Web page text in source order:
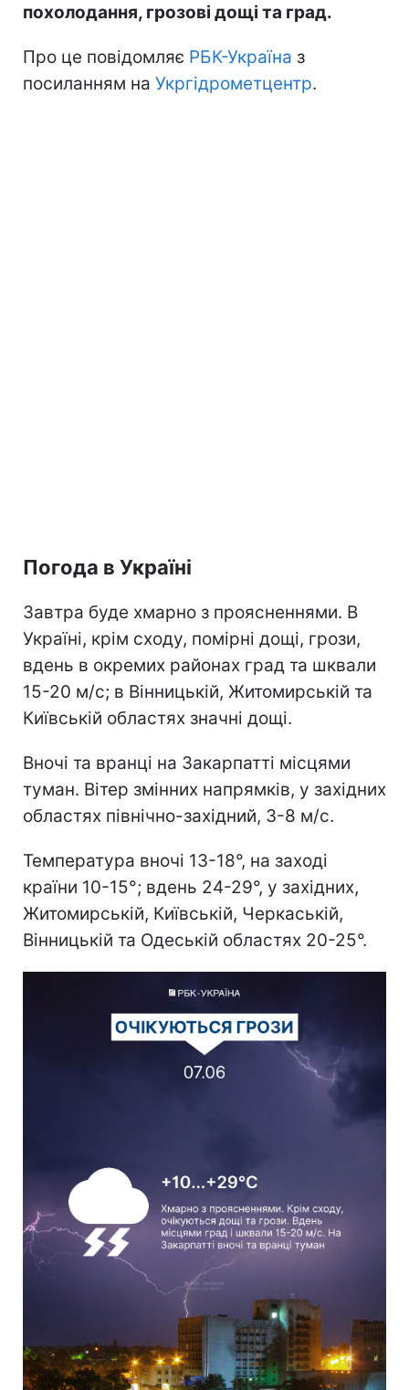
похолодання, грозові дощі та град.
Про це повідомляє РБК-Україна з
посиланням на Укргідрометцентр.
Погода в Україні
Завтра буде хмарно з проясненнями. В
Україні, крім сходу, помірні дощі, грози,
вдень в окремих районах град та шквали
15-20 м/с; в Вінницькій, Житомирській та
Київській областях значні дощі.
Вночі та вранці на Закарпатті місцями
туман. Вітер змінних напрямків, у західних
областях північно-західний, 3-8 м/с.
Температура вночі 13-18°, на заході
країни 10-15°; вдень 24-29°, у західних,
Житомирській, Київській, Черкаській,
Вінницькій та Одеській областях 20-25°.